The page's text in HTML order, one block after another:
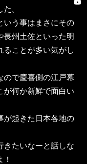
。
いう事はまさにその
長州土佐といった明
ることが多い気がし
ので慶喜側の江戸幕
が何か新鮮で面白い
が起きた日本各地の
きたいなーと話しな